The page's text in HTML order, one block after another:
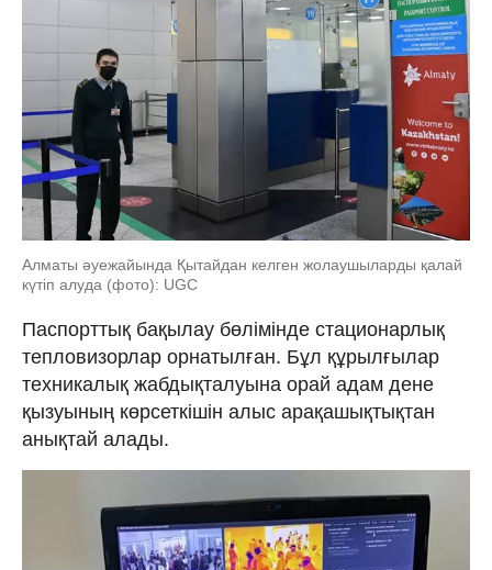
Алматы әуежайында Қытайдан келген жолаушыларды қалай
күтіп алуда (фото): UGC
Паспорттық бақылау бөлімінде стационарлық
тепловизорлар орнатылған. Бұл құрылғылар
техникалық жабдықталуына орай адам дене
қызуының көрсеткішін алыс арақашықтықтан
анықтай алады.